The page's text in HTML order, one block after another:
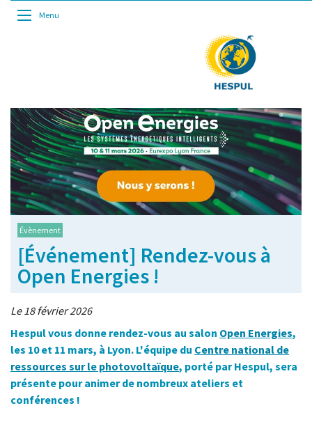
Menu
Évènement
[Événement] Rendez-vous à
Open Energies !
Le 18 février 2026
Hespul vous donne rendez-vous au salon Open Energies,
les 10 et 11 mars, à Lyon. L'équipe du Centre national de
ressources sur le photovoltaïque, porté par Hespul, sera
présente pour animer de nombreux ateliers et
conférences !